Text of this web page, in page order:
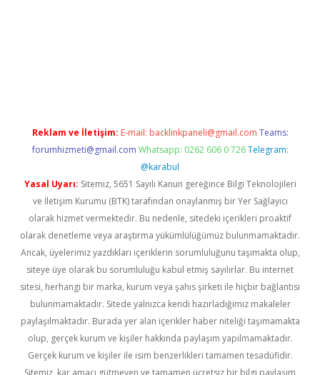
Reklam ve İletişim: E-mail: backlinkpaneli@gmail.com Teams:
forumhizmeti@gmail.com Whatsapp: 0262 606 0 726 Telegram:
@karabul
Yasal Uyarı: Sitemiz, 5651 Sayılı Kanun gereğince Bilgi Teknolojileri
ve İletişim Kurumu (BTK) tarafından onaylanmış bir Yer Sağlayıcı
olarak hizmet vermektedir. Bu nedenle, sitedeki içerikleri proaktif
olarak denetleme veya araştırma yükümlülüğümüz bulunmamaktadır.
Ancak, üyelerimiz yazdıkları içeriklerin sorumluluğunu taşımakta olup,
siteye üye olarak bu sorumluluğu kabul etmiş sayılırlar. Bu internet
sitesi, herhangi bir marka, kurum veya şahıs şirketi ile hiçbir bağlantısı
bulunmamaktadır. Sitede yalnızca kendi hazırladığımız makaleler
paylaşılmaktadır. Burada yer alan içerikler haber niteliği taşımamakta
olup, gerçek kurum ve kişiler hakkında paylaşım yapılmamaktadır.
Gerçek kurum ve kişiler ile isim benzerlikleri tamamen tesadüfidir.
Sitemiz, kar amacı gütmeyen ve tamamen ücretsiz bir bilgi paylaşım